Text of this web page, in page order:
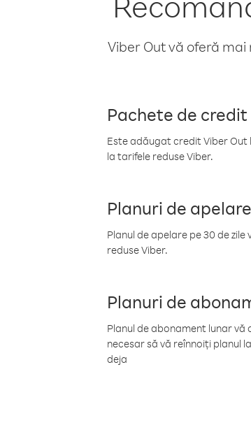
Viber Out vă oferă
Pachete de credit
Este adăugat credit Viber
la tarifele reduse Viber.
Planuri de
Planul de apelare pe 30 de
reduse Viber.
Planuri de
Planul de abonament lunar
necesar să vă reînnoiți planul
deja